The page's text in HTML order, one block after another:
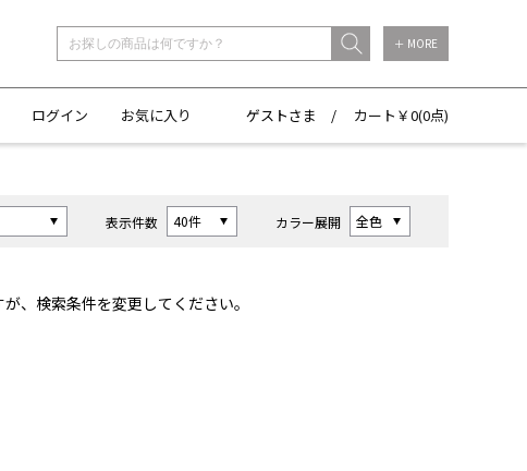
＋ MORE
ログイン お気に入り ゲストさま / カート￥0(0点)
表示件数 カラー展開
、検索条件を変更してください。